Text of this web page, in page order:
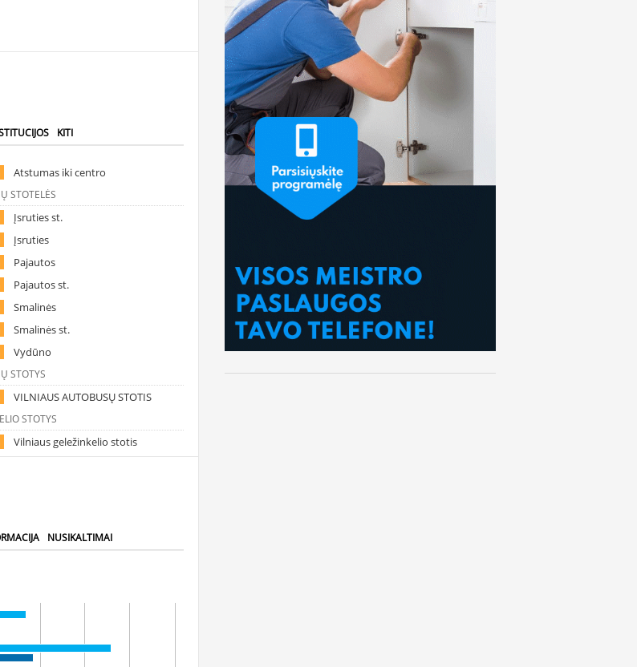
KITI
Atstumas iki centro
STOTELĖS
Įsruties st.
Įsruties
Pajautos
Pajautos st.
Smalinės
Smalinės st.
Vydūno
STOTYS
VILNIAUS AUTOBUSŲ STOTIS
STOTYS
Vilniaus geležinkelio stotis
NUSIKALTIMAI